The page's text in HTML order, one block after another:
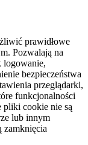
prawidłowe
Pozwalają na
logowanie,
bezpieczeństwa
przeglądarki,
funkcjonalności
pliki cookie nie są
lub innym
zamknięcia